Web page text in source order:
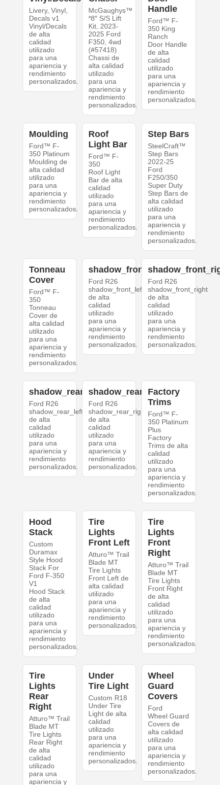
Livery, Vinyl,
Decals v1
Vinyl/Decals
de alta
calidad
utilizado
para una
apariencia y
rendimiento
personalizados.
McGaughys™
*8″ S/S Lift
Kit, 2023-
2025 Ford
F350, 4wd
(#57418)
Chassi de
alta calidad
utilizado
para una
apariencia y
rendimiento
personalizados.
Handle
Ford™ F-
350 King
Ranch
Door Handle
de alta
calidad
utilizado
para una
apariencia y
rendimiento
personalizados.
Moulding
Ford™ F-
350 Platinum
Moulding de
alta calidad
utilizado
para una
apariencia y
rendimiento
personalizados.
Roof
Light Bar
Ford™ F-
350
Roof Light
Bar de alta
calidad
utilizado
para una
apariencia y
rendimiento
personalizados.
Step Bars
SteelCraft™
Step Bars
2022-25
Ford
F250/350
Super Duty
Step Bars de
alta calidad
utilizado
para una
apariencia y
rendimiento
personalizados.
Tonneau
Cover
Ford™ F-
350
Tonneau
Cover de
alta calidad
utilizado
para una
apariencia y
rendimiento
personalizados.
shadow_front_left
Ford R26
shadow_front_left
de alta
calidad
utilizado
para una
apariencia y
rendimiento
personalizados.
Ford R26
shadow_front_right
de alta
calidad
utilizado
para una
apariencia y
rendimiento
personalizados.
shadow_rear_left
Ford R26
shadow_rear_left
de alta
calidad
utilizado
para una
apariencia y
rendimiento
personalizados.
shadow_rear_right
Ford R26
shadow_rear_right
de alta
calidad
utilizado
para una
apariencia y
rendimiento
personalizados.
Factory
Trims
Ford™ F-
350 Platinum
Plus
Factory
Trims de alta
calidad
utilizado
para una
apariencia y
rendimiento
personalizados.
Hood
Stack
Custom
Duramax
Style Hood
Stack For
Ford F-350
V1
Hood Stack
de alta
calidad
utilizado
para una
apariencia y
rendimiento
personalizados.
Tire
Lights
Front Left
Atturo™ Trail
Blade MT
Tire Lights
Front Left de
alta calidad
utilizado
para una
apariencia y
rendimiento
personalizados.
Tire
Lights
Front
Right
Atturo™ Trail
Blade MT
Tire Lights
Front Right
de alta
calidad
utilizado
para una
apariencia y
rendimiento
personalizados.
Tire
Lights
Rear
Right
Atturo™ Trail
Blade MT
Tire Lights
Rear Right
de alta
calidad
utilizado
para una
apariencia y
Under
Tire Light
Custom R18
Under Tire
Light de alta
calidad
utilizado
para una
apariencia y
rendimiento
personalizados.
Wheel
Guard
Covers
Ford
Wheel Guard
Covers de
alta calidad
utilizado
para una
apariencia y
rendimiento
personalizados.